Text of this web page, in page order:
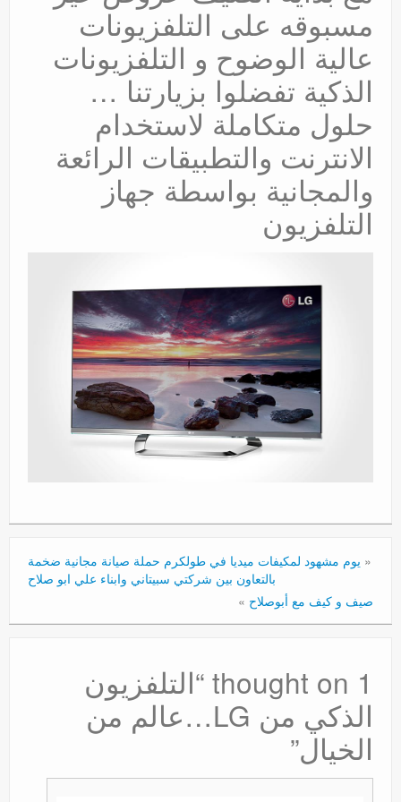
مسبوقه على التلفزيونات
عالية الوضوح و التلفزيونات
الذكية تفضلوا بزيارتنا …
حلول متكاملة لاستخدام
الانترنت والتطبيقات الرائعة
والمجانية بواسطة جهاز
التلفزيون
« يوم مشهود لمكيفات ميديا في طولكرم حملة صيانة مجانية ضخمة
بالتعاون بين شركتي سبيتاني وابناء علي ابو صلاح
صيف و كيف مع أبوصلاح »
1 thought on “
التلفزيون
الذكي من LG…عالم من
الخيال”